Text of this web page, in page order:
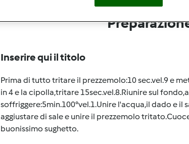
Inserire qui il titolo
Prima di tutto tritare il prezzemolo:10 sec.vel.9 e
in 4 e la cipolla,tritare 15sec.vel.8.Riunire sul
soffriggere:5min.100°vel.1.Unire l'acqua,il dado e il
aggiustare di sale e unire il prezzemolo
buonissimo sughetto.